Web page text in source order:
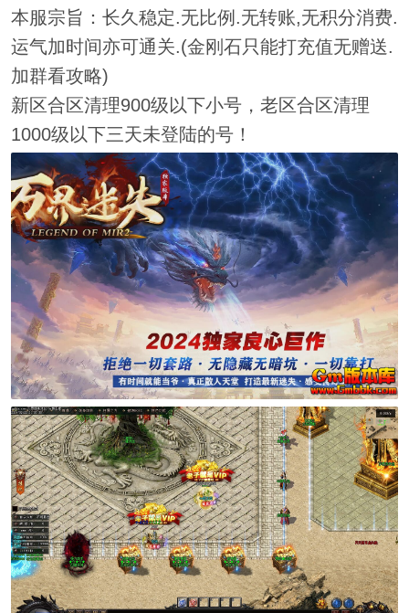
本服宗旨：长久稳定.无比例.无转账,无积分消费.
运气加时间亦可通关.(金刚石只能打充值无赠送.
加群看攻略)
新区合区清理900级以下小号，老区合区清理
1000级以下三天未登陆的号！